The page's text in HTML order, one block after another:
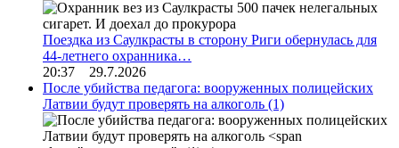
Поездка из Саулкрасты в сторону Риги обернулась для
44-летнего охранника…
20:37 29.7.2026
После убийства педагога: вооруженных полицейских
Латвии будут проверять на алкоголь (1)